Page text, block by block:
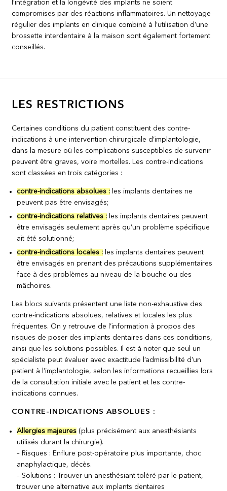
l’intégration et la longévité des implants ne soient
compromises par des réactions inflammatoires. Un nettoyage
régulier des implants en clinique combiné à l’utilisation d’une
brossette interdentaire à la maison sont également fortement
conseillés.
LES RESTRICTIONS
Certaines conditions du patient constituent des contre-
indications à une intervention chirurgicale d’implantologie,
dans la mesure où les complications susceptibles de survenir
peuvent être graves, voire mortelles. Les contre-indications
sont classées en trois catégories :
contre-indications absolues : les implants dentaires ne
peuvent pas être envisagés;
contre-indications relatives : les implants dentaires peuvent
être envisagés seulement après qu’un problème spécifique
ait été solutionné;
contre-indications locales : les implants dentaires peuvent
être envisagés en prenant des précautions supplémentaires
face à des problèmes au niveau de la bouche ou des
mâchoires.
Les blocs suivants présentent une liste non-exhaustive des
contre-indications absolues, relatives et locales les plus
fréquentes. On y retrouve de l’information à propos des
risques de poser des implants dentaires dans ces conditions,
ainsi que les solutions possibles. Il est à noter que seul un
spécialiste peut évaluer avec exactitude l’admissibilité d’un
patient à l’implantologie, selon les informations recueillies lors
de la consultation initiale avec le patient et les contre-
indications connues.
CONTRE-INDICATIONS ABSOLUES :
Allergies majeures (plus précisément aux anesthésiants
utilisés durant la chirurgie).
– Risques : Enflure post-opératoire plus importante, choc
anaphylactique, décès.
– Solutions : Trouver un anesthésiant toléré par le patient,
trouver une alternative aux implants dentaires